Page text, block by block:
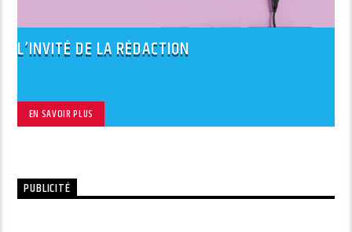
L’INVITÉ DE LA RÉDACTION
EN SAVOIR PLUS
PUBLICITÉ